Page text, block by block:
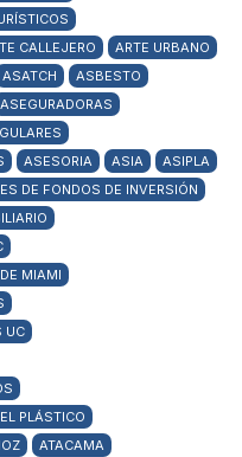
CALLEJERO
ARTE URBANO
ASATCH
ASBESTO
ASEGURADORAS
ASESORIA ASIA
ASIPLA
DE FONDOS DE INVERSIÓN
MIAMI
UC
PLÁSTICO
ATACAMA